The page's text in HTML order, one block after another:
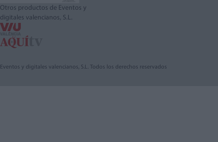
Otros productos de Eventos y
digitales valencianos, S.L.
Eventos y digitales valencianos, S.L. Todos los derechos reservados